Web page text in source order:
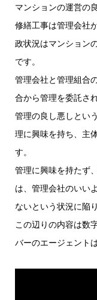
マンションの運営の
修繕工事は管理会社
政状況はマンション
です。
管理会社と管理組合
合から管理を委託さ
管理の良し悪しとい
理に興味を持ち、主
す。
管理に興味を持たず
は、管理会社のいい
ないという状況に陥
この辺りの内容は数
バーのエージェント